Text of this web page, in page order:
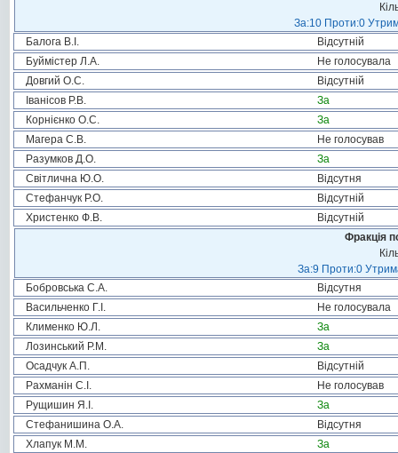
За:10 Проти:0
Балога В.І.
Відсутній
Буймістер Л.А.
Не голосувала
Довгий О.С.
Відсутній
Іванісов Р.В.
За
Корнієнко О.С.
За
Магера С.В.
Не голосував
Разумков Д.О.
За
Світлична Ю.О.
Відсутня
Стефанчук Р.О.
Відсутній
Христенко Ф.В.
Відсутній
Фракція
За:9 Проти:0
Бобровська С.А.
Відсутня
Васильченко Г.І.
Не голосувала
Клименко Ю.Л.
За
Лозинський Р.М.
За
Осадчук А.П.
Відсутній
Рахманін С.І.
Не голосував
Рущишин Я.І.
За
Стефанишина О.А.
Відсутня
Хлапук М.М.
За